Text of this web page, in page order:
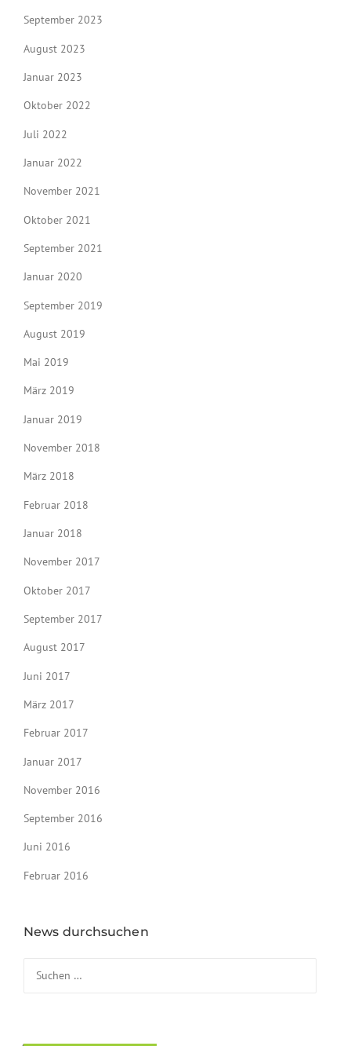
September 2023
August 2023
Januar 2023
Oktober 2022
Juli 2022
Januar 2022
November 2021
Oktober 2021
September 2021
Januar 2020
September 2019
August 2019
Mai 2019
März 2019
Januar 2019
November 2018
März 2018
Februar 2018
Januar 2018
November 2017
Oktober 2017
September 2017
August 2017
Juni 2017
März 2017
Februar 2017
Januar 2017
November 2016
September 2016
Juni 2016
Februar 2016
News durchsuchen